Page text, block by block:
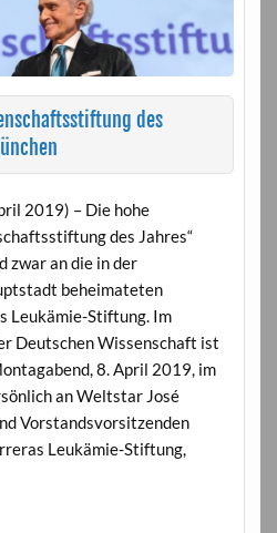
des
2019) – Die hohe
des Jahres“
zwar an die in der
beheimateten
Leukämie-Stiftung. Im
Deutschen Wissenschaft ist
8. April 2019, im
an Weltstar José
Vorstandsvorsitzenden
Leukämie-Stiftung,